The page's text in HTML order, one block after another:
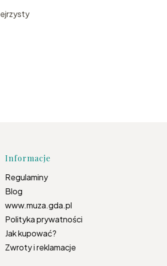
Informacje
Regulaminy
Blog
www.muza.gda.pl
Polityka prywatności
Jak kupować?
Zwroty i reklamacje